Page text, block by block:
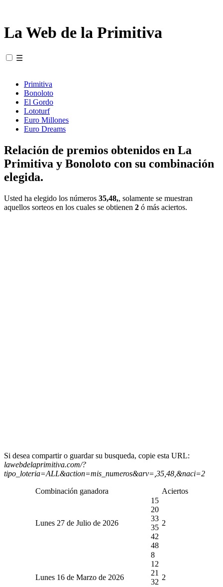
La Web de la Primitiva
☰
Primitiva
Bonoloto
El Gordo
Lototurf
Euro Millones
Euro Dreams
Relación de premios obtenidos en La
Primitiva y Bonoloto con su combinación
elegida.
Usted ha elegido los números 35,48,, solamente se muestran
aquellos sorteos en los cuales se obtienen 2 ó más aciertos.
Si desea compartir o guardar su busqueda, copie esta URL:
lawebdelaprimitiva.com/?
tipo_loteria=ALL&action=mis_numeros&arv=,35,48,&naci=2
Combinación ganadora Aciertos
Lunes 27 de Julio de 2026
15
20
33
35
42
48
2
Lunes 16 de Marzo de 2026
8
12
21
32
2